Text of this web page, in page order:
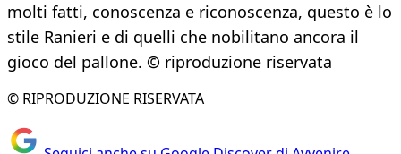
molti fatti, conoscenza e riconoscenza, questo è lo
stile Ranieri e di quelli che nobilitano ancora il
gioco del pallone. © riproduzione riservata
© RIPRODUZIONE RISERVATA